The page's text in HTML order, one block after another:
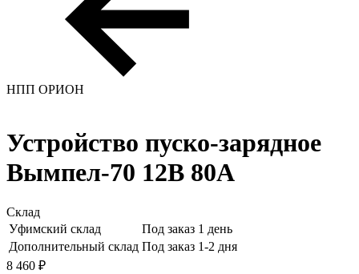
НПП ОРИОН
Устройство пуско-зарядное
Вымпел-70 12В 80А
Склад
Уфимский склад
Под заказ 1 день
Дополнительный склад Под заказ 1-2 дня
8 460 ₽